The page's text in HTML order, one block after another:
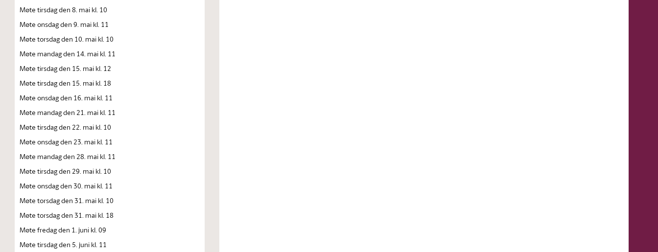
Møte tirsdag den 8. mai kl. 10
Møte onsdag den 9. mai kl. 11
Møte torsdag den 10. mai kl. 10
Møte mandag den 14. mai kl. 11
Møte tirsdag den 15. mai kl. 12
Møte tirsdag den 15. mai kl. 18
Møte onsdag den 16. mai kl. 11
Møte mandag den 21. mai kl. 11
Møte tirsdag den 22. mai kl. 10
Møte onsdag den 23. mai kl. 11
Møte mandag den 28. mai kl. 11
Møte tirsdag den 29. mai kl. 10
Møte onsdag den 30. mai kl. 11
Møte torsdag den 31. mai kl. 10
Møte torsdag den 31. mai kl. 18
Møte fredag den 1. juni kl. 09
Møte tirsdag den 5. juni kl. 11